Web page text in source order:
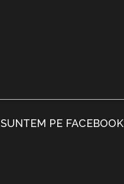
SUNTEM PE FACEBOOK